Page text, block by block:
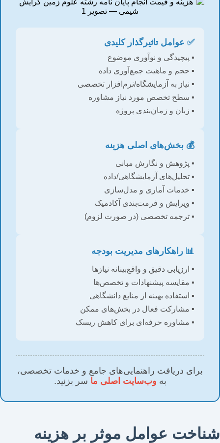
✅ عوامل تاثیرگذار کلیدی
▪️ پیچیدگی و نوآوری موضوع
▪️ حجم و ماهیت جمع‌آوری داده
▪️ نیاز به آزمایشگاه/نرم‌افزار تخصصی
▪️ سطح تخصص مورد نیاز مشاوره
▪️ زبان و زمان‌بندی پروژه
💰 بخش‌های اصلی هزینه
▪️ پژوهش و نگارش مبانی
▪️ تحلیل‌های آزمایشگاهی/داده
▪️ خدمات آماری و مدل‌سازی
▪️ ویرایش و فرمت‌بندی آکادمیک
▪️ ترجمه تخصصی (در صورت لزوم)
📊 راهکارهای مدیریت بودجه
▪️ ارزیابی دقیق و واقع‌بینانه نیازها
▪️ مقایسه پیشنهادات و تخصص‌ها
▪️ استفاده بهینه از منابع دانشگاهی
▪️ مشارکت فعال در بخش‌های ممکن
▪️ مشاوره حرفه‌ای برای کاهش ریسک
برای دریافت راهنمایی‌های جامع و خدمات تخصصی،
به وب‌سایت اصلی ما سر بزنید.
شناخت عوامل موثر بر هزینه